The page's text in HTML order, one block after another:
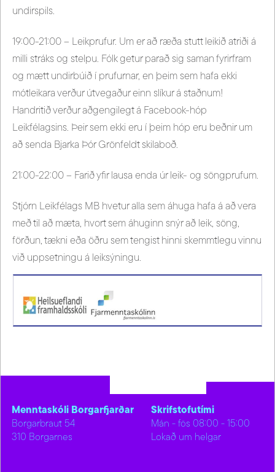
undirspils.
19:00-21:00 – Leikprufur. Um er að ræða stutt leikið atriði á
milli stráks og stelpu. Fólk getur parað sig saman fyrirfram
og mætt undirbúið í prufurnar, en þeim sem hafa ekki
mótleikara verður útvegaður einn slíkur á staðnum!
Handritið verður aðgengilegt á Facebook-hóp
Leikfélagsins. Þeir sem ekki eru í þeim hóp eru beðnir um
að senda Bjarka Þór Grönfeldt skilaboð.
21:00-22:00 – Farið yfir lausa enda úr leik- og söngprufum.
Stjórn Leikfélags MB hvetur alla sem áhuga hafa á að vera
með til að mæta, hvort sem áhuginn snýr að leik, söng,
förðun, tækni eða öðru sem tengist hinni skemmtlegu vinnu
við uppsetningu á leiksýningu.
Menntaskóli Borgarfjarðar
Borgarbraut 54
310 Borgarnes
Skrifstofutími
Mán - fös 08:00 - 15:00
Lokað um helgar